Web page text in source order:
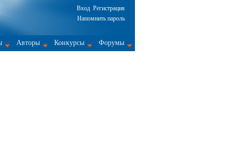
Вход Регистрация
Напомнить пароль
Авторы Конкурсы Форумы